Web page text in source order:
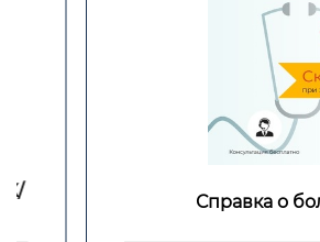
Справка о болезни